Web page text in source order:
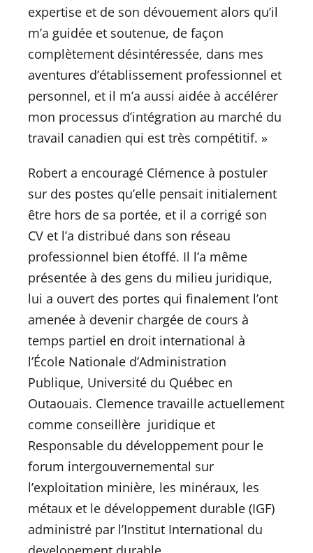
expertise et de son dévouement alors qu’il
m’a guidée et soutenue, de façon
complètement désintéressée, dans mes
aventures d’établissement professionnel et
personnel, et il m’a aussi aidée à accélérer
mon processus d’intégration au marché du
travail canadien qui est très compétitif. »
Robert a encouragé Clémence à postuler
sur des postes qu’elle pensait initialement
être hors de sa portée, et il a corrigé son
CV et l’a distribué dans son réseau
professionnel bien étoffé. Il l’a même
présentée à des gens du milieu juridique,
lui a ouvert des portes qui finalement l’ont
amenée à devenir chargée de cours à
temps partiel en droit international à
l’École Nationale d’Administration
Publique, Université du Québec en
Outaouais. Clemence travaille actuellement
comme conseillère juridique et
Responsable du développement pour le
forum intergouvernemental sur
l’exploitation minière, les minéraux, les
métaux et le développement durable (IGF)
administré par l’Institut International du